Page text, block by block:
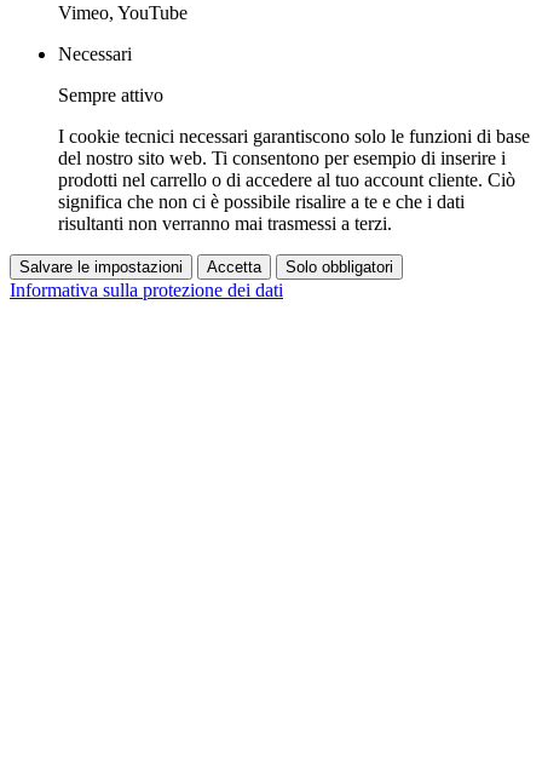
Vimeo, YouTube
Necessari
Sempre attivo
I cookie tecnici necessari garantiscono solo le funzioni di base
del nostro sito web. Ti consentono per esempio di inserire i
prodotti nel carrello o di accedere al tuo account cliente. Ciò
significa che non ci è possibile risalire a te e che i dati
risultanti non verranno mai trasmessi a terzi.
Salvare le impostazioni Accetta Solo obbligatori
Informativa sulla protezione dei dati